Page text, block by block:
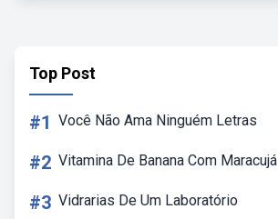
Top Post
#1 Você Não Ama Ninguém Letras
#2 Vitamina De Banana Com Maracujá
#3 Vidrarias De Um Laboratório